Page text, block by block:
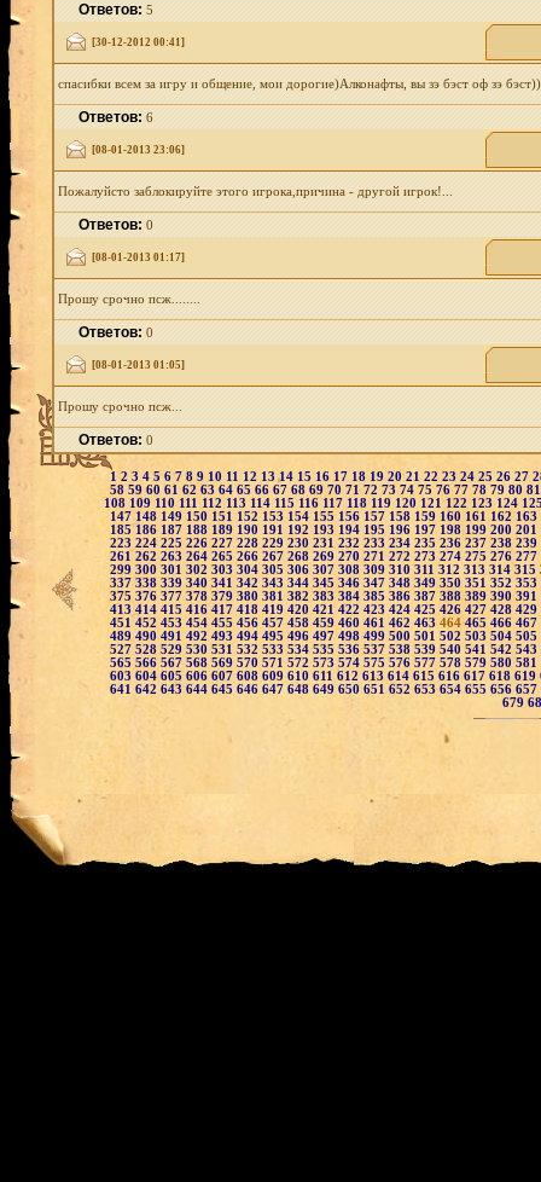
Ответов:5
[30-12-2012 00:41]
спасибки всем за игру и общение, мои дорогие)Алконафты, вы зэ бэст оф зэ
Ответов:6
[08-01-2013 23:06]
Пожалуйсто заблокируйте этого игрока,причина - другой игрок!...
Ответов:0
[08-01-2013 01:17]
Прошу срочно псж........
Ответов:0
[08-01-2013 01:05]
Прошу срочно псж...
Ответов:0
1 2 3 4 5 6 7 8 9 10 11 12 1314 15 16 17 18 19 20 21 22 23 24 25 26 27
58 59 60 61 62 63 64 65 66 67 68 69 70 71 72 73 74 75 76 77 78 79 80
108 109 110 111 112 113 114 115 116 117 118 119 120 121 122 123 124
147 148 149 150 151 152 153 154 155 156 157 158 159 160 161 162 163
185 186 187 188 189 190 191 192 193 194 195 196 197 198 199 200 201
223 224 225 226 227 228 229 230 231 232 233 234 235 236 237 238 239
261 262 263 264 265 266 267 268 269 270 271 272 273 274 275 276 277
299 300 301 302 303 304 305 306 307 308 309 310 311 312 313 314 315
337 338 339 340 341 342 343 344 345 346 347 348 349 350 351 352 353
375 376 377 378 379 380 381 382 383 384 385 386 387 388 389 390 391
413 414 415 416 417 418 419 420 421 422 423 424 425 426 427 428 429
451 452 453 454 455 456 457 458 459 460 461 462 463 464 465 466 467
489 490 491 492 493 494 495 496 497 498 499 500 501 502 503 504 505
527 528 529 530 531 532 533 534 535 536 537 538 539 540 541 542 543
565 566 567 568 569 570 571 572 573 574 575 576 577 578 579 580 581
603 604 605 606 607 608 609 610 611 612 613 614 615 616 617 618 619
641 642 643 644 645 646 647 648 649 650 651 652 653 654 655 656 657
679